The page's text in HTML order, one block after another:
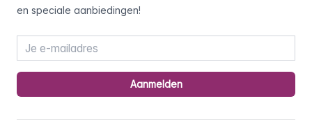
en speciale aanbiedingen!
Email address
Aanmelden